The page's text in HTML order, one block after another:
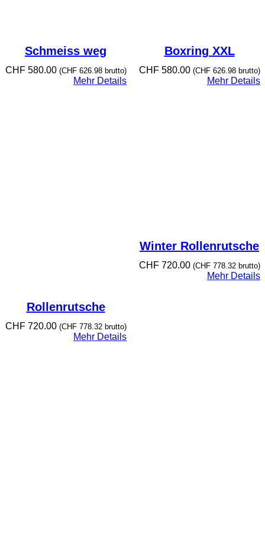
Schmeiss weg
CHF580.00 (CHF626.98brutto)
Mehr Details
Boxring XXL
CHF580.00 (CHF626.98brutto)
Mehr Details
Rollenrutsche
CHF720.00 (CHF778.32brutto)
Mehr Details
Winter Rollenrutsche
CHF720.00 (CHF778.32brutto)
Mehr Details